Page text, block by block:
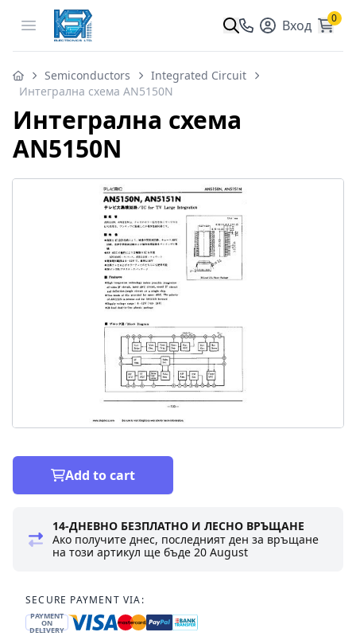
Open menu Вход 0
Semiconductors
Integrated Circuit
Интегрална схема AN5150N
Интегрална схема
AN5150N
Add to cart
14-ДНЕВНО БЕЗПЛАТНО И ЛЕСНО ВРЪЩАНЕ
Ако получите днес, последният ден за връщане
на този артикул ще бъде20 August
SECURE PAYMENT VIA:
PAYMENT
ON
DELIVERY